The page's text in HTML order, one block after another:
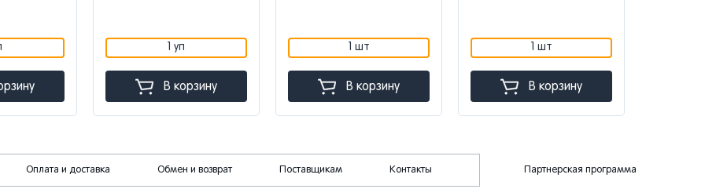
1 уп
В корзину
1 шт
В корзину
1 шт
В корзину
Оплата и доставка Обмен и возврат Поставщикам Контакты Партнерская программа